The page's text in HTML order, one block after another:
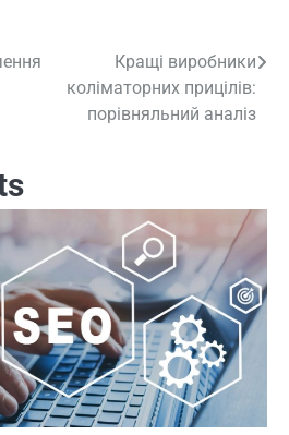
Кращі виробники
коліматорних прицілів:
порівняльний аналіз